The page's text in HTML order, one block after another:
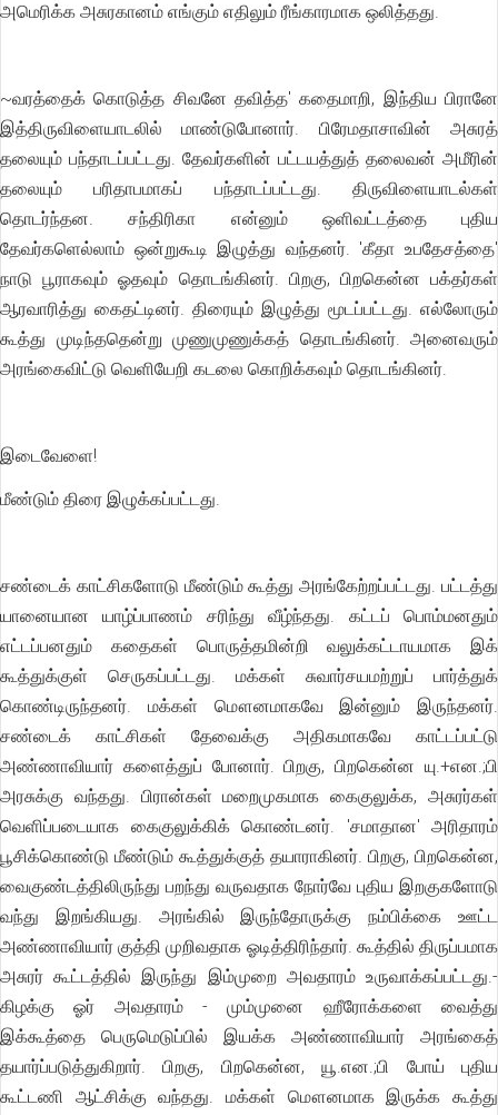
அமெரிக்க அசுரகானம் எங்கும் எதிலும் ரீங்காரமாக ஒலித்தது.
~வரத்தைக் கொடுத்த சிவனே தவித்த' கதைமாறி, இந்திய பிரானே
இத்திருவிளையாடலில் மாண்டுபோனார். பிரேமதாசாவின் அசுரத்
தலையும் பந்தாடப்பட்டது. தேவர்களின் பட்டயத்துத் தலைவன் அமீரின்
தலையும் பரிதாபமாகப் பந்தாடப்பட்டது. திருவிளையாடல்கள்
தொடர்ந்தன. சந்திரிகா என்னும் ஒளிவட்டத்தை புதிய
தேவர்களெல்லாம் ஒன்றுகூடி இழுத்து வந்தனர். 'கீதா உபதேசத்தை'
நாடு பூராகவும் ஓதவும் தொடங்கினர். பிறகு, பிறகென்ன பக்தர்கள்
ஆரவாரித்து கைதட்டினர். திரையும் இழுத்து மூடப்பட்டது. எல்லோரும்
கூத்து முடிந்ததென்று முணுமுணுக்கத் தொடங்கினர். அனைவரும்
அரங்கைவிட்டு வெளியேறி கடலை கொறிக்கவும் தொடங்கினர்.
இடைவேளை!
மீண்டும் திரை இழுக்கப்பட்டது.
சண்டைக் காட்சிகளோடு மீண்டும் கூத்து அரங்கேற்றப்பட்டது. பட்டத்து
யானையான யாழ்ப்பாணம் சரிந்து வீழ்ந்தது. கட்டப் பொம்மனதும்
எட்டப்பனதும் கதைகள் பொருத்தமின்றி வலுக்கட்டாயமாக இக்
கூத்துக்குள் செருகப்பட்டது. மக்கள் சுவார்சயமற்றுப் பார்த்துக்
கொண்டிருந்தனர். மக்கள் மௌனமாகவே இன்னும் இருந்தனர்.
சண்டைக் காட்சிகள் தேவைக்கு அதிகமாகவே காட்டப்பட்டு
அண்ணாவியார் களைத்துப் போனார். பிறகு, பிறகென்ன யு.+என.;பி
அரசுக்கு வந்தது. பிரான்கள் மறைமுகமாக கைகுலுக்க, அசுரர்கள்
வெளிப்படையாக கைகுலுக்கிக் கொண்டனர். 'சமாதான' அரிதாரம்
பூசிக்கொண்டு மீண்டும் கூத்துக்குத் தயாராகினர். பிறகு, பிறகென்ன,
வைகுண்டத்திலிருந்து பறந்து வருவதாக நோர்வே புதிய இறகுகளோடு
வந்து இறங்கியது. அரங்கில் இருந்தோருக்கு நம்பிக்கை ஊட்ட
அண்ணாவியார் குத்தி முறிவதாக ஓடித்திரிந்தார். கூத்தில் திருப்பமாக
அசுரர் கூட்டத்தில் இருந்து இம்முறை அவதாரம் உருவாக்கப்பட்டது.-
கிழக்கு ஓர் அவதாரம் - மும்முனை ஹீரோக்களை வைத்து
இக்கூத்தை பெருமெடுப்பில் இயக்க அண்ணாவியார் அரங்கைத்
தயார்ப்படுத்துகிறார். பிறகு, பிறகென்ன, யூ.என.;பி போய் புதிய
கூட்டணி ஆட்சிக்கு வந்தது. மக்கள் மௌனமாக இருக்க கூத்து